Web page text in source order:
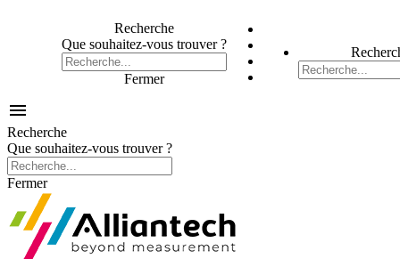
Recherche
Que souhaitez-vous trouver ?
Fermer

Recherche
Que souhaitez-vous trouver ?
Fermer